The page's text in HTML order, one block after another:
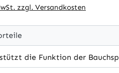
zzgl. Versandkosten
die Funktion der